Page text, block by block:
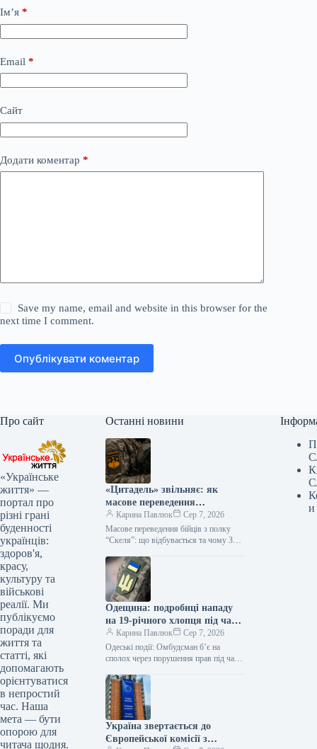
Ім’я *
Email *
Сайт
Додати коментар *
Save my name, email and website in this browser for the
next time I comment.
Опублікувати коментар
Про сайт
«Українське
життя» —
портал про
різні грані
буденності
українців:
здоров'я,
красу,
культуру та
військові
реалії. Ми
публікуємо
поради для
життя та
статті, які
допомагають
орієнтуватися
в непростий
час. Наша
мета — бути
опорою для
читача щодня.
Останні новини
«Цитадель» звільняє: як
масове переведення
військових змінює фронт
Карина Павлюк
Сер 7, 2026
Масове переведення бійців з полку
“Скеля”: що відбувається та чому З
“Скеля” розпочато переведення
військовослужбовців до…
Одещина: подробиці нападу
на 19-річного хлопця під час
мобілізації, омбудсмен
Лубінець реагує
Карина Павлюк
Сер 7, 2026
Одеські події: Омбудсман б’є на
сполох через порушення прав під час
інциденту з 19-річним юнаком в Одесі,
…
Україна звертається до
Європейської комісії з
и